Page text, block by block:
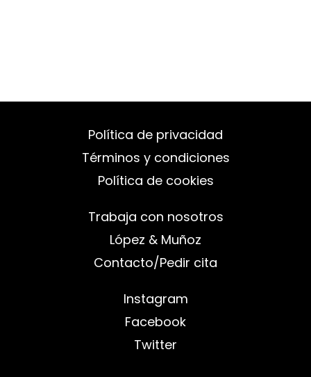
Política de privacidad
Términos y condiciones
Política de cookies
Trabaja con nosotros
López & Muñoz
Contacto/Pedir cita
Instagram
Facebook
Twitter